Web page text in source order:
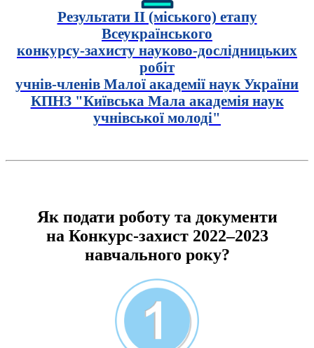
Результати ІІ (міського) етапу
Всеукраїнського
конкурсу-захисту науково-дослідницьких
робіт
учнів-членів Малої академії наук України
КПНЗ "Київська Мала академія наук
учнівської молоді"
Як подати роботу та документи
на Конкурс-захист 2022–2023
навчального року?